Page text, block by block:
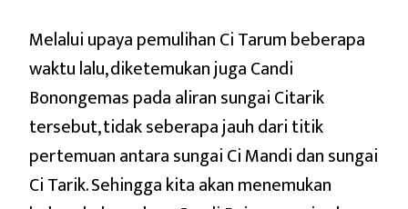
Melalui upaya pemulihan Ci Tarum beberapa
waktu lalu, diketemukan juga Candi
Bonongemas pada aliran sungai Citarik
tersebut, tidak seberapa jauh dari titik
pertemuan antara sungai Ci Mandi dan sungai
Ci Tarik. Sehingga kita akan menemukan